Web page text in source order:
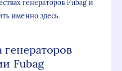
генераторов Fubag и
именно здесь.
Fubag